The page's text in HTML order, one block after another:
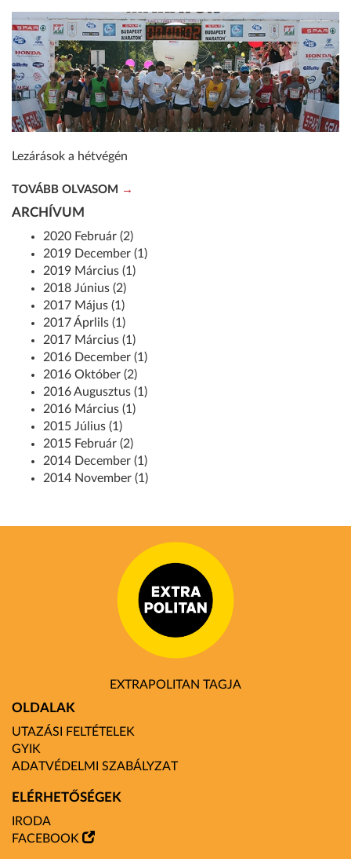
Lezárások a hétvégén
TOVÁBB OLVASOM
ARCHÍVUM
2020 Február (2)
2019 December (1)
2019 Március (1)
2018 Június (2)
2017 Május (1)
2017 Áprlils (1)
2017 Március (1)
2016 December (1)
2016 Október (2)
2016 Augusztus (1)
2016 Március (1)
2015 Július (1)
2015 Február (2)
2014 December (1)
2014 November (1)
EXTRAPOLITAN TAGJA
OLDALAK
UTAZÁSI FELTÉTELEK
GYIK
ADATVÉDELMI SZABÁLYZAT
ELÉRHETŐSÉGEK
IRODA
FACEBOOK